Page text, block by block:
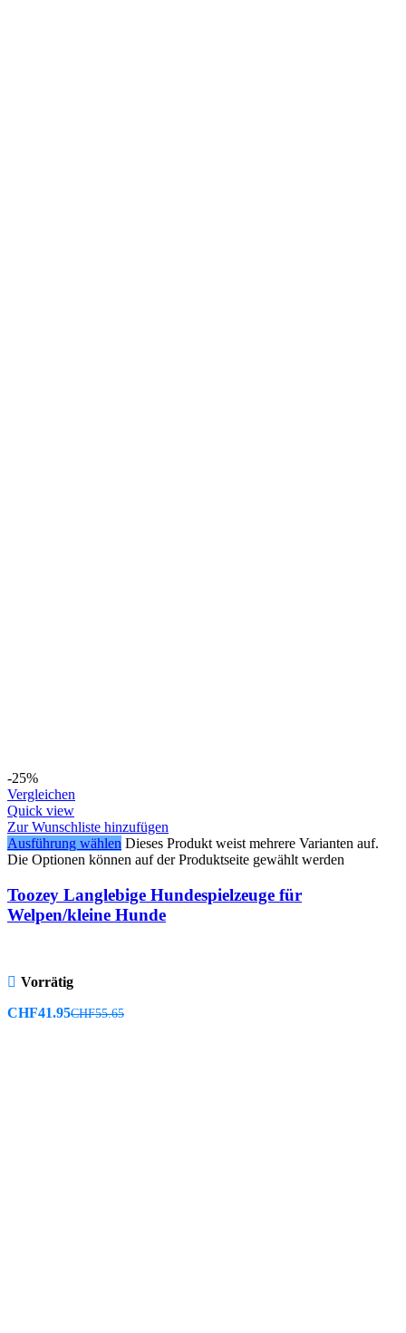
-25%
Vergleichen
Quick view
Zur Wunschliste hinzufügen
Ausführung wählen Dieses Produkt weist mehrere Varianten auf.
Die Optionen können auf der Produktseite gewählt werden
Toozey Langlebige Hundespielzeuge für
Welpen/kleine Hunde
Vorrätig
CHF41.95CHF55.65